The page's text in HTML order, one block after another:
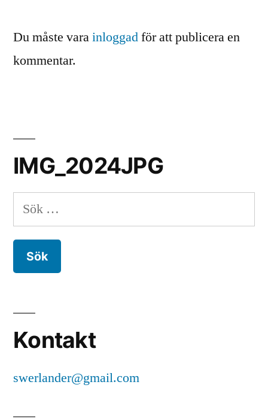
Du måste varainloggadför att publicera en
kommentar.
IMG_2024JPG
Sök
efter:
Kontakt
swerlander@gmail.com